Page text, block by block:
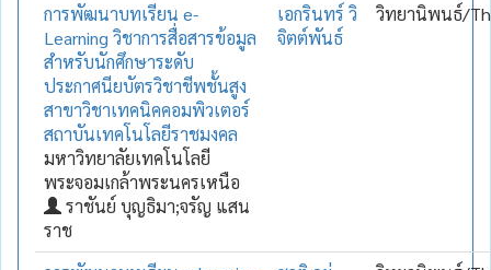
การพัฒนาบทเรียน e-
Learning วิชาการสื่อสารข้อมูล
สำหรับนักศึกษาระดับ
ประกาศนียบัตรวิชาชีพชั้นสูง
สาขาวิชาเทคนิคคอมพิวเตอร์
สถาบันเทคโนโลยีราชมงคล
มหาวิทยาลัยเทคโนโลยี
พระจอมเกล้าพระนครเหนือ
ราชันย์ บุญธิมา;จรัญ แสน
ราช
เอกรินทร์ วิ
จิตต์พันธ์
วิทยานิพนธ์/